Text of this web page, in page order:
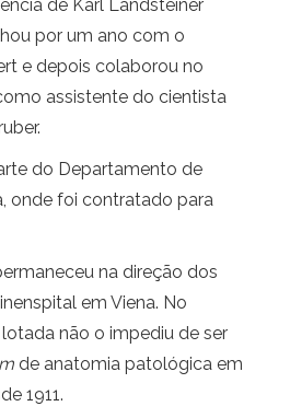
de Karl Landsteiner
por um ano com o
e depois colaborou no
assistente do cientista
do Departamento de
onde foi contratado para
na direção dos
em Viena. No
não o impediu de ser
de anatomia patológica em
1911.